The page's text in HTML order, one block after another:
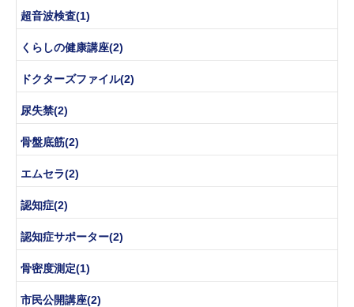
超音波検査(1)
くらしの健康講座(2)
ドクターズファイル(2)
尿失禁(2)
骨盤底筋(2)
エムセラ(2)
認知症(2)
認知症サポーター(2)
骨密度測定(1)
市民公開講座(2)